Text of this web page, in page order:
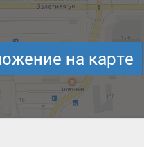
на карте